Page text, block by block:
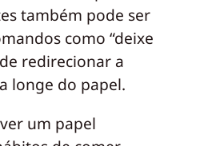
também pode ser
como “deixe
redirecionar a
longe do papel.
um papel